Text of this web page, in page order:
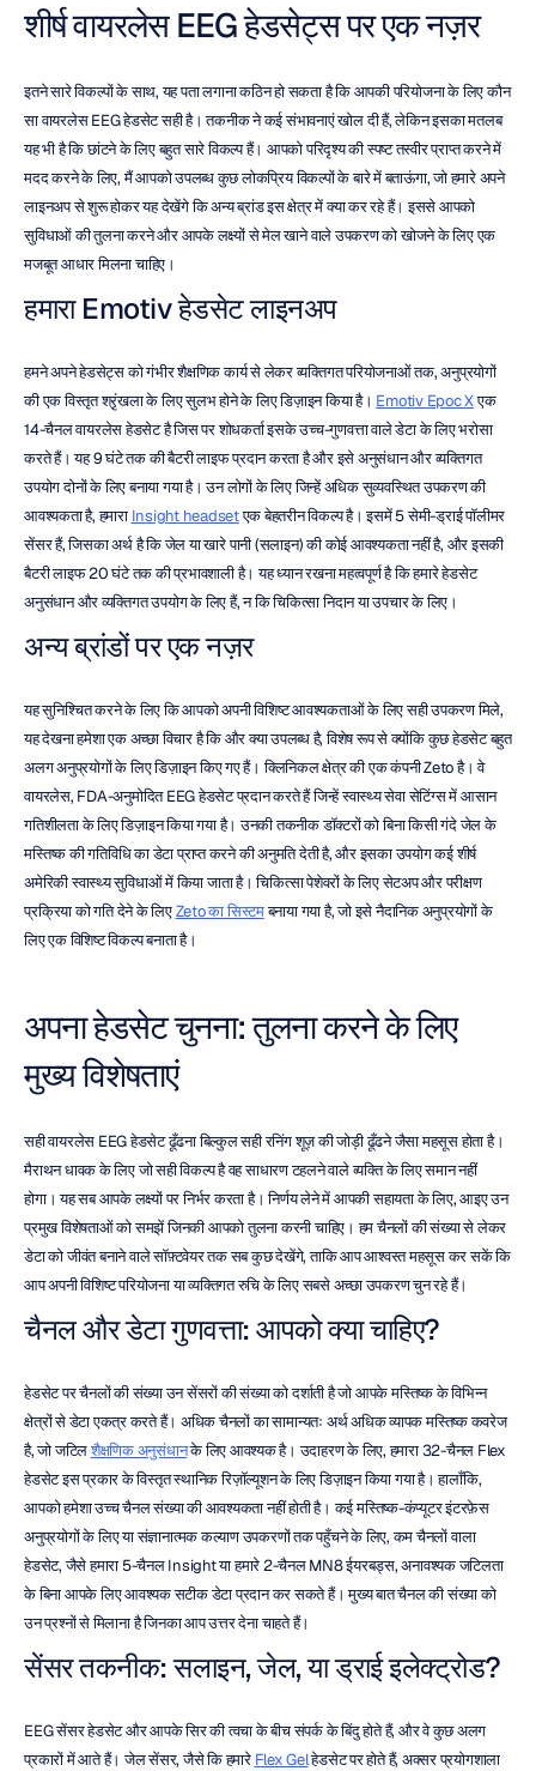
शीर्ष वायरलेस EEG हेडसेट्स पर एक नज़र
इतने सारे विकल्पों के साथ, यह पता लगाना कठिन हो सकता है कि आपकी परियोजना के लिए कौन
सा वायरलेस EEG हेडसेट सही है। तकनीक ने कई संभावनाएं खोल दी हैं, लेकिन इसका मतलब
यह भी है कि छांटने के लिए बहुत सारे विकल्प हैं। आपको परिदृश्य की स्पष्ट तस्वीर प्राप्त करने में
मदद करने के लिए, मैं आपको उपलब्ध कुछ लोकप्रिय विकल्पों के बारे में बताऊंगा, जो हमारे अपने
लाइनअप से शुरू होकर यह देखेंगे कि अन्य ब्रांड इस क्षेत्र में क्या कर रहे हैं। इससे आपको
सुविधाओं की तुलना करने और आपके लक्ष्यों से मेल खाने वाले उपकरण को खोजने के लिए एक
मजबूत आधार मिलना चाहिए।
हमारा Emotiv हेडसेट लाइनअप
हमने अपने हेडसेट्स को गंभीर शैक्षणिक कार्य से लेकर व्यक्तिगत परियोजनाओं तक, अनुप्रयोगों
की एक विस्तृत श्रृंखला के लिए सुलभ होने के लिए डिज़ाइन किया है। Emotiv Epoc X एक
14-चैनल वायरलेस हेडसेट है जिस पर शोधकर्ता इसके उच्च-गुणवत्ता वाले डेटा के लिए भरोसा
करते हैं। यह 9 घंटे तक की बैटरी लाइफ प्रदान करता है और इसे अनुसंधान और व्यक्तिगत
उपयोग दोनों के लिए बनाया गया है। उन लोगों के लिए जिन्हें अधिक सुव्यवस्थित उपकरण की
आवश्यकता है, हमारा Insight headset एक बेहतरीन विकल्प है। इसमें 5 सेमी-ड्राई पॉलीमर
सेंसर हैं, जिसका अर्थ है कि जेल या खारे पानी (सलाइन) की कोई आवश्यकता नहीं है, और इसकी
बैटरी लाइफ 20 घंटे तक की प्रभावशाली है। यह ध्यान रखना महत्वपूर्ण है कि हमारे हेडसेट
अनुसंधान और व्यक्तिगत उपयोग के लिए हैं, न कि चिकित्सा निदान या उपचार के लिए।
अन्य ब्रांडों पर एक नज़र
यह सुनिश्चित करने के लिए कि आपको अपनी विशिष्ट आवश्यकताओं के लिए सही उपकरण मिले,
यह देखना हमेशा एक अच्छा विचार है कि और क्या उपलब्ध है, विशेष रूप से क्योंकि कुछ हेडसेट बहुत
अलग अनुप्रयोगों के लिए डिज़ाइन किए गए हैं। क्लिनिकल क्षेत्र की एक कंपनी Zeto है। वे
वायरलेस, FDA-अनुमोदित EEG हेडसेट प्रदान करते हैं जिन्हें स्वास्थ्य सेवा सेटिंग्स में आसान
गतिशीलता के लिए डिज़ाइन किया गया है। उनकी तकनीक डॉक्टरों को बिना किसी गंदे जेल के
मस्तिष्क की गतिविधि का डेटा प्राप्त करने की अनुमति देती है, और इसका उपयोग कई शीर्ष
अमेरिकी स्वास्थ्य सुविधाओं में किया जाता है। चिकित्सा पेशेवरों के लिए सेटअप और परीक्षण
प्रक्रिया को गति देने के लिए Zeto का सिस्टम बनाया गया है, जो इसे नैदानिक अनुप्रयोगों के
लिए एक विशिष्ट विकल्प बनाता है।
अपना हेडसेट चुनना: तुलना करने के लिए
मुख्य विशेषताएं
सही वायरलेस EEG हेडसेट ढूँढना बिल्कुल सही रनिंग शूज़ की जोड़ी ढूँढने जैसा महसूस होता है।
मैराथन धावक के लिए जो सही विकल्प है वह साधारण टहलने वाले व्यक्ति के लिए समान नहीं
होगा। यह सब आपके लक्ष्यों पर निर्भर करता है। निर्णय लेने में आपकी सहायता के लिए, आइए उन
प्रमुख विशेषताओं को समझें जिनकी आपको तुलना करनी चाहिए। हम चैनलों की संख्या से लेकर
डेटा को जीवंत बनाने वाले सॉफ़्टवेयर तक सब कुछ देखेंगे, ताकि आप आश्वस्त महसूस कर सकें कि
आप अपनी विशिष्ट परियोजना या व्यक्तिगत रुचि के लिए सबसे अच्छा उपकरण चुन रहे हैं।
चैनल और डेटा गुणवत्ता: आपको क्या चाहिए?
हेडसेट पर चैनलों की संख्या उन सेंसरों की संख्या को दर्शाती है जो आपके मस्तिष्क के विभिन्न
क्षेत्रों से डेटा एकत्र करते हैं। अधिक चैनलों का सामान्यतः अर्थ अधिक व्यापक मस्तिष्क कवरेज
है, जो जटिल शैक्षणिक अनुसंधान के लिए आवश्यक है। उदाहरण के लिए, हमारा 32-चैनल Flex
हेडसेट इस प्रकार के विस्तृत स्थानिक रिज़ॉल्यूशन के लिए डिज़ाइन किया गया है। हालाँकि,
आपको हमेशा उच्च चैनल संख्या की आवश्यकता नहीं होती है। कई मस्तिष्क-कंप्यूटर इंटरफ़ेस
अनुप्रयोगों के लिए या संज्ञानात्मक कल्याण उपकरणों तक पहुँचने के लिए, कम चैनलों वाला
हेडसेट, जैसे हमारा 5-चैनल Insight या हमारे 2-चैनल MN8 ईयरबड्स, अनावश्यक जटिलता
के बिना आपके लिए आवश्यक सटीक डेटा प्रदान कर सकते हैं। मुख्य बात चैनल की संख्या को
उन प्रश्नों से मिलाना है जिनका आप उत्तर देना चाहते हैं।
सेंसर तकनीक: सलाइन, जेल, या ड्राई इलेक्ट्रोड?
EEG सेंसर हेडसेट और आपके सिर की त्वचा के बीच संपर्क के बिंदु होते हैं, और वे कुछ अलग
प्रकारों में आते हैं। जेल सेंसर, जैसे कि हमारे Flex Gel हेडसेट पर होते हैं, अक्सर प्रयोगशाला